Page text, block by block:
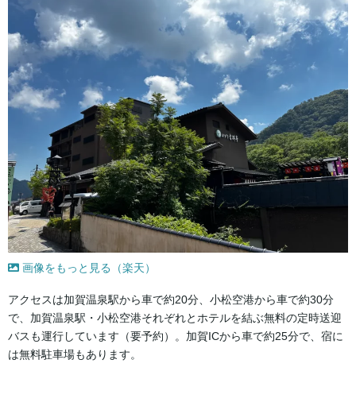
画像をもっと見る（楽天）
アクセスは加賀温泉駅から車で約20分、小松空港から車で約30分
で、加賀温泉駅・小松空港それぞれとホテルを結ぶ無料の定時送迎
バスも運行しています（要予約）。加賀ICから車で約25分で、宿に
は無料駐車場もあります。